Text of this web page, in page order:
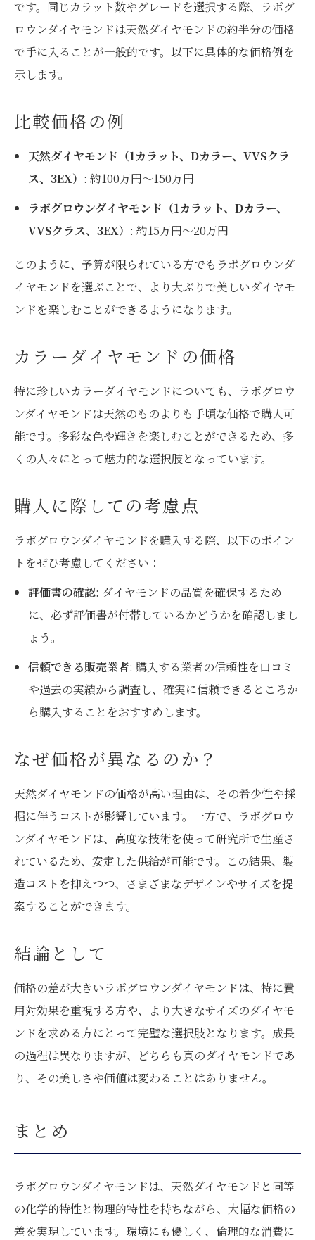
です。同じカラット数やグレードを選択する際、ラボグ
ロウンダイヤモンドは天然ダイヤモンドの約半分の価格
で手に入ることが一般的です。以下に具体的な価格例を
示します。
比較価格の例
天然ダイヤモンド（1カラット、Dカラー、VVSクラ
ス、3EX） : 約100万円～150万円
ラボグロウンダイヤモンド（1カラット、Dカラー、
VVSクラス、3EX） : 約15万円～20万円
このように、予算が限られている方でもラボグロウンダ
イヤモンドを選ぶことで、より大ぶりで美しいダイヤモ
ンドを楽しむことができるようになります。
カラーダイヤモンドの価格
特に珍しいカラーダイヤモンドについても、ラボグロウ
ンダイヤモンドは天然のものよりも手頃な価格で購入可
能です。多彩な色や輝きを楽しむことができるため、多
くの人々にとって魅力的な選択肢となっています。
購入に際しての考慮点
ラボグロウンダイヤモンドを購入する際、以下のポイン
トをぜひ考慮してください：
評価書の確認: ダイヤモンドの品質を確保するため
に、必ず評価書が付帯しているかどうかを確認しまし
ょう。
信頼できる販売業者: 購入する業者の信頼性を口コミ
や過去の実績から調査し、確実に信頼できるところか
ら購入することをおすすめします。
なぜ価格が異なるのか？
天然ダイヤモンドの価格が高い理由は、その希少性や採
掘に伴うコストが影響しています。一方で、ラボグロウ
ンダイヤモンドは、高度な技術を使って研究所で生産さ
れているため、安定した供給が可能です。この結果、製
造コストを抑えつつ、さまざまなデザインやサイズを提
案することができます。
結論として
価格の差が大きいラボグロウンダイヤモンドは、特に費
用対効果を重視する方や、より大きなサイズのダイヤモ
ンドを求める方にとって完璧な選択肢となります。成長
の過程は異なりますが、どちらも真のダイヤモンドであ
り、その美しさや価値は変わることはありません。
まとめ
ラボグロウンダイヤモンドは、天然ダイヤモンドと同等
の化学的特性と物理的特性を持ちながら、大幅な価格の
差を実現しています。環境にも優しく、倫理的な消費に